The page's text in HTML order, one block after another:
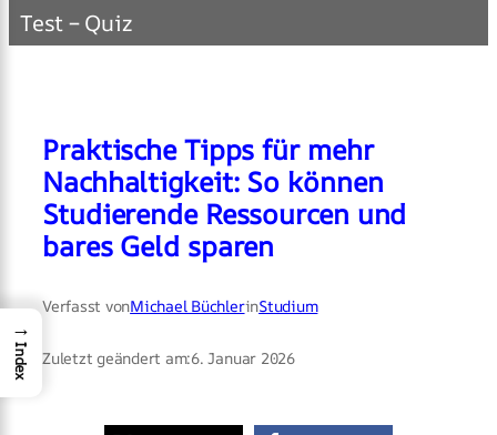
Test – Quiz
Praktische Tipps für mehr
Nachhaltigkeit: So können
Studierende Ressourcen und
bares Geld sparen
Verfasst vonMichael BüchlerinStudium
Zuletzt geändert am:6. Januar 2026
→
Index